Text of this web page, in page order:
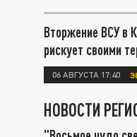
Вторжение ВСУ в
рискует своими
06 АВГУСТА 17:40
НОВОСТИ